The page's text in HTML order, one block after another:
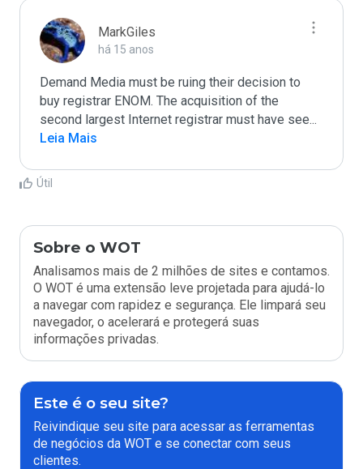
MarkGiles
há 15 anos
Demand Media must be ruing their decision to
buy registrar ENOM. The acquisition of the
second largest Internet registrar must have see...
Leia Mais
Útil
Sobre o WOT
Analisamos mais de 2 milhões de sites e contamos.
O WOT é uma extensão leve projetada para ajudá-lo
a navegar com rapidez e segurança. Ele limpará seu
navegador, o acelerará e protegerá suas
informações privadas.
Este é o seu site?
Reivindique seu site para acessar as ferramentas
de negócios da WOT e se conectar com seus
clientes.